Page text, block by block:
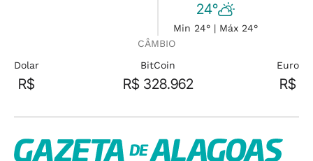
24°
Min 24° | Máx 24°
CÂMBIO
Dolar
R$
BitCoin
R$ 328.962
Euro
R$